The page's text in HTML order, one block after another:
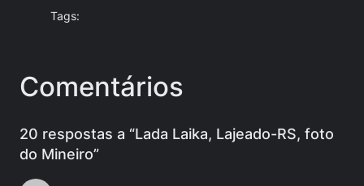
Tags:
Comentários
20 respostas a “Lada Laika, Lajeado-RS, foto
do Mineiro”